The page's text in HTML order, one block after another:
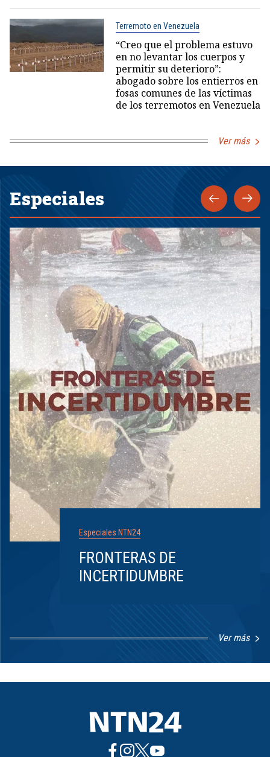
Terremoto en Venezuela
“Creo que el problema estuvo
en no levantar los cuerpos y
permitir su deterioro”:
abogado sobre los entierros en
fosas comunes de las víctimas
de los terremotos en Venezuela
Ver más
Especiales
Especiales NTN24
FRONTERAS DE
INCERTIDUMBRE
Ver más
1
8